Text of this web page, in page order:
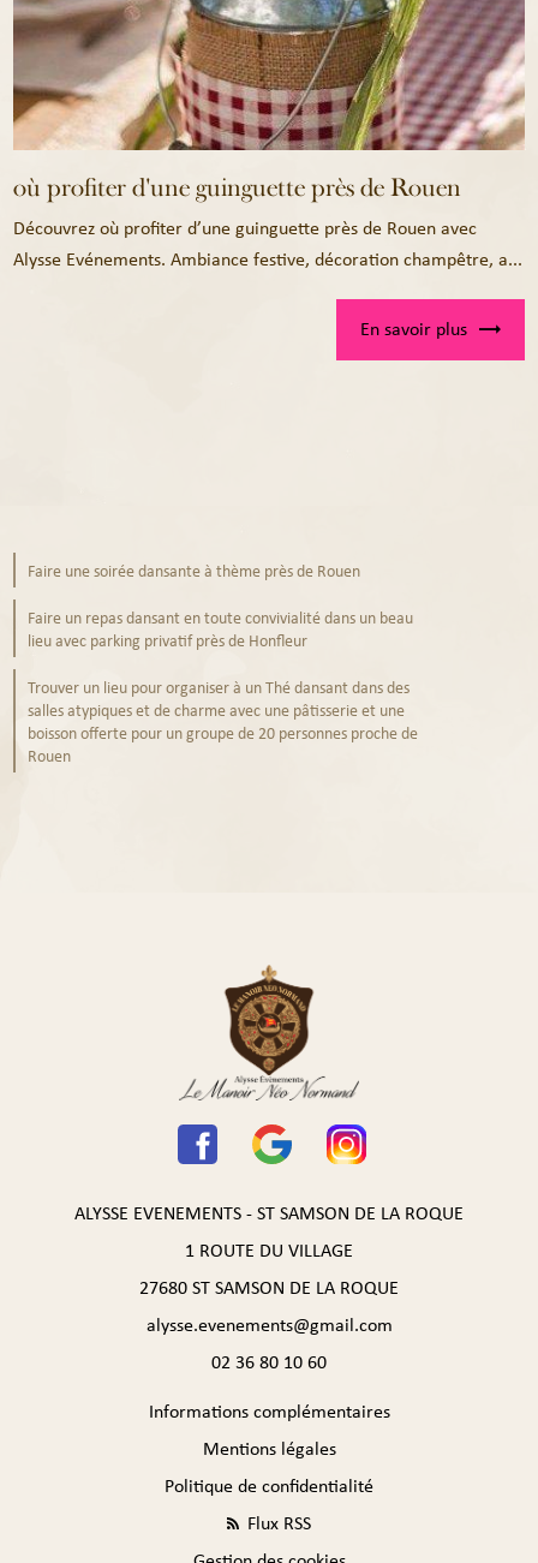
où profiter d'une guinguette près de Rouen
Découvrez où profiter d’une guinguette près de Rouen avec
Alysse Evénements. Ambiance festive, décoration champêtre, a...
En savoir plus
Faire une soirée dansante à thème près de Rouen
Faire un repas dansant en toute convivialité dans un beau
lieu avec parking privatif près de Honfleur
Trouver un lieu pour organiser à un Thé dansant dans des
salles atypiques et de charme avec une pâtisserie et une
boisson offerte pour un groupe de 20 personnes proche de
Rouen
ALYSSE EVENEMENTS - ST SAMSON DE LA ROQUE
1 ROUTE DU VILLAGE
27680 ST SAMSON DE LA ROQUE
alysse.evenements@gmail.com
02 36 80 10 60
Informations complémentaires
Mentions légales
Politique de confidentialité
Flux RSS